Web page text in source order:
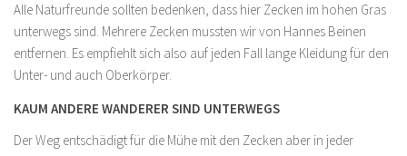
Alle Naturfreunde sollten bedenken, dass hier Zecken im hohen Gras
unterwegs sind. Mehrere Zecken mussten wir von Hannes Beinen
entfernen. Es empfiehlt sich also auf jeden Fall lange Kleidung für den
Unter- und auch Oberkörper.
KAUM ANDERE WANDERER SIND UNTERWEGS
Der Weg entschädigt für die Mühe mit den Zecken aber in jeder